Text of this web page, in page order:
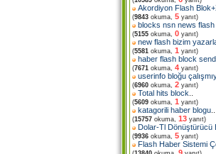
Akordiyon Flash
(9843 okuma, 5 yanıt)
blocks nsn news flash
(5155 okuma, 0 yanıt)
new flash bizim
(5581 okuma, 1 yanıt)
haber flash block
(7671 okuma, 4 yanıt)
userinfo bloğu
(6960 okuma, 2 yanıt)
Total hits block
(5609 okuma, 1 yanıt)
katagorili haber blogu
(15757 okuma, 13 yanıt)
Dolar-Tl Dönüştürücü
(9936 okuma, 5 yanıt)
Flash Haber Sistemi